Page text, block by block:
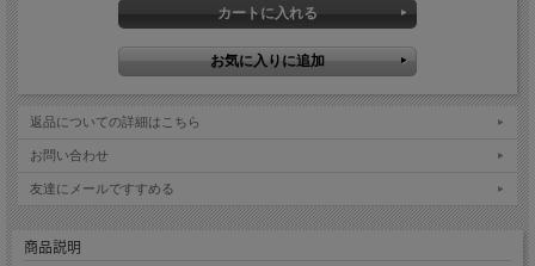
返品についての詳細はこちら
お問い合わせ
友達にメールですすめる
商品説明